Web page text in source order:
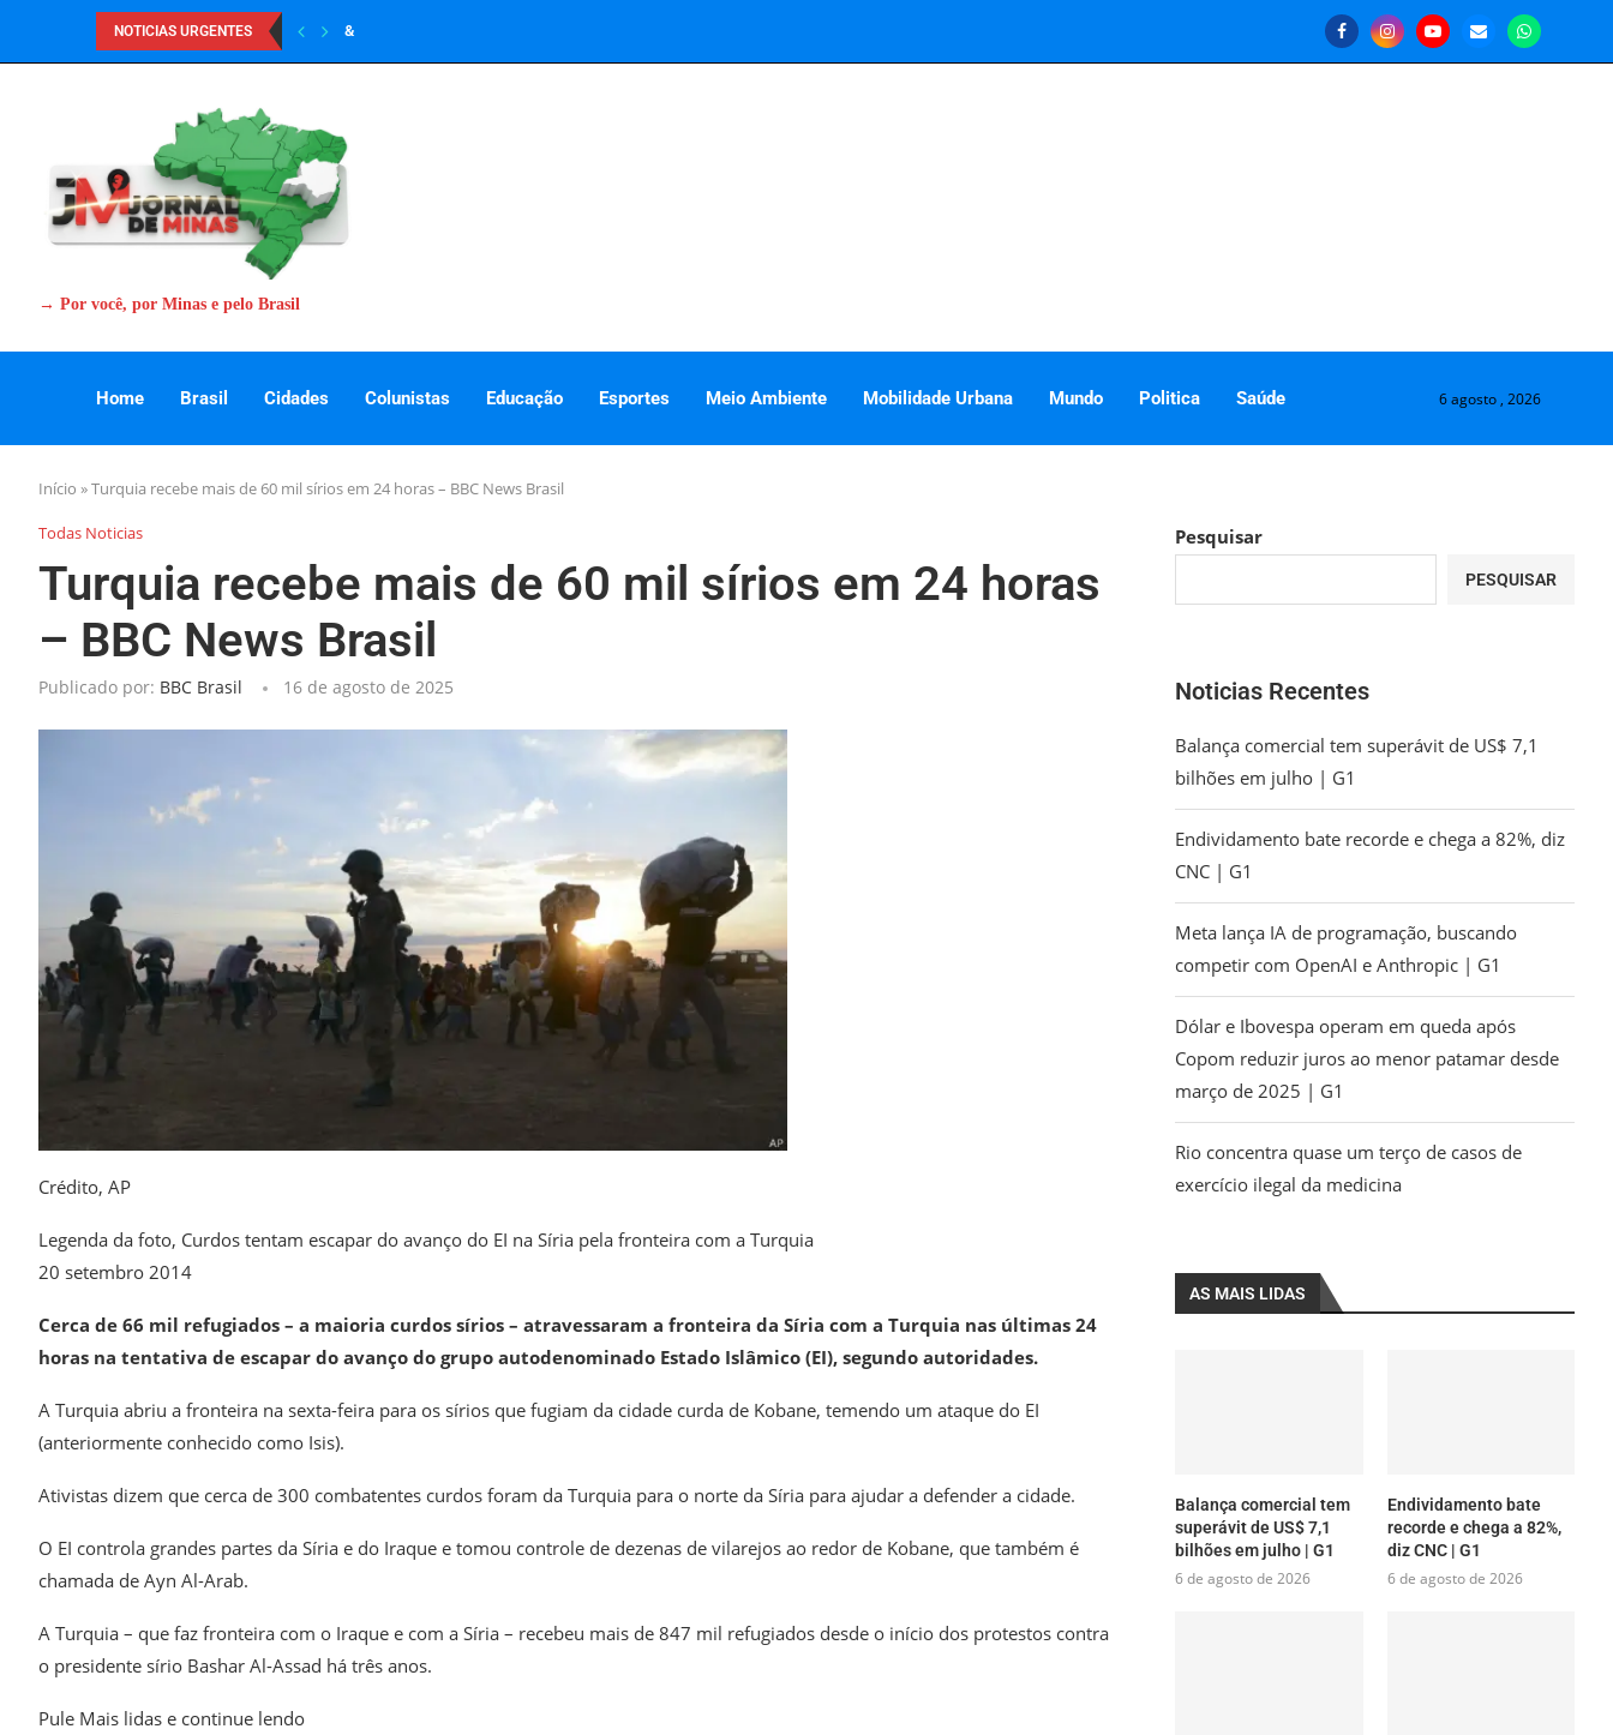
NOTICIAS URGENTES &
→ Por você, por Minas e pelo Brasil
Home Brasil Cidades Colunistas Educação Esportes Meio Ambiente Mobilidade Urbana Mundo Politica Saúde 6 agosto , 2026
Início »Turquia recebe mais de 60 mil sírios em 24 horas – BBC News Brasil
Todas Noticias
Turquia recebe mais de 60 mil sírios em 24 horas
– BBC News Brasil
Publicado por: BBC Brasil 16 de agosto de 2025
Crédito, AP
Legenda da foto, Curdos tentam escapar do avanço do EI na Síria pela fronteira com a Turquia
20 setembro 2014
Cerca de 66 mil refugiados – a maioria curdos sírios – atravessaram a fronteira da Síria com a Turquia nas últimas 24
horas na tentativa de escapar do avanço do grupo autodenominado Estado Islâmico (EI), segundo autoridades.
A Turquia abriu a fronteira na sexta-feira para os sírios que fugiam da cidade curda de Kobane, temendo um ataque do EI
(anteriormente conhecido como Isis).
Ativistas dizem que cerca de 300 combatentes curdos foram da Turquia para o norte da Síria para ajudar a defender a cidade.
O EI controla grandes partes da Síria e do Iraque e tomou controle de dezenas de vilarejos ao redor de Kobane, que também é
chamada de Ayn Al-Arab.
A Turquia – que faz fronteira com o Iraque e com a Síria – recebeu mais de 847 mil refugiados desde o início dos protestos contra
o presidente sírio Bashar Al-Assad há três anos.
Pule Mais lidas e continue lendo
Pesquisar
PESQUISAR
Noticias Recentes
Balança comercial tem superávit de US$ 7,1
bilhões em julho | G1
Endividamento bate recorde e chega a 82%, diz
CNC | G1
Meta lança IA de programação, buscando
competir com OpenAI e Anthropic | G1
Dólar e Ibovespa operam em queda após
Copom reduzir juros ao menor patamar desde
março de 2025 | G1
Rio concentra quase um terço de casos de
exercício ilegal da medicina
AS MAIS LIDAS
Balança comercial tem
superávit de US$ 7,1
bilhões em julho | G1
6 de agosto de 2026
Endividamento bate
recorde e chega a 82%,
diz CNC | G1
6 de agosto de 2026